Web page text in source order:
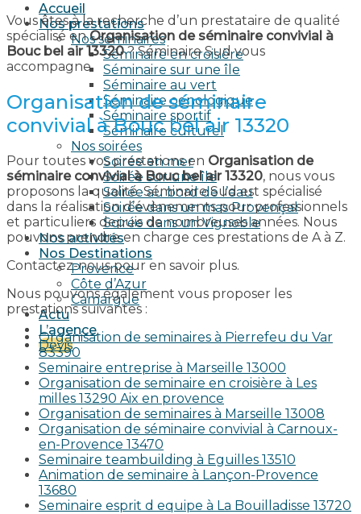
Accueil
Nos prestations
Nos séminaires
Séminaire en croisière
Séminaire sur une île
Séminaire au vert
Séminaire oenologique
Séminaire sportif
Séminaire culturel
Nos soirées
Soirée en mer
Soirée sur une île
Soirée au bord de l’eau
Soirée dans un mas Provençal
Soirée dans un Vignoble
Nos activités
Nos Destinations
Provence
Côte d’Azur
Camargue
Actu
L’agence
Devis
Vous êtes à la recherche d’un prestataire de qualité
spécialisé enOrganisation de séminaire convivial à
Bouc bel air 13320? Séminaire Sud vous
accompagne.
Organisation de séminaire
convivial à Bouc bel air 13320
Pour toutes vos prestations en Organisation de
séminaire convivial à Bouc bel air 13320, nous vous
proposons la qualité. Séminaire Sud est spécialisé
dans la réalisation d’évènements pour professionnels
et particuliers depuis de nombreuses années. Nous
pouvons prendre en charge ces prestations de A à Z.
Contactez-nous pour en savoir plus.
Nous pouvons également vous proposer les
prestations suivantes :
Organisation de seminaires à Pierrefeu du Var
83390
Seminaire entreprise à Marseille 13000
Organisation de seminaire en croisière à Les
milles 13290 Aix en provence​
Organisation de seminaires à Marseille 13008
Organisation de séminaire convivial à Carnoux-
en-Provence 13470
Seminaire teambuilding à Eguilles 13510
Animation de seminaire à Lançon-Provence
13680
Seminaire esprit d equipe à La Bouilladisse 13720